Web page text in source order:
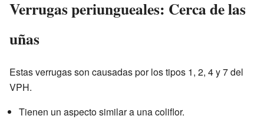
Verrugas periungueales: Cerca de las
uñas
Estas verrugas son causadas por los tipos 1, 2, 4 y 7 del
VPH.
Tienen un aspecto similar a una coliflor.